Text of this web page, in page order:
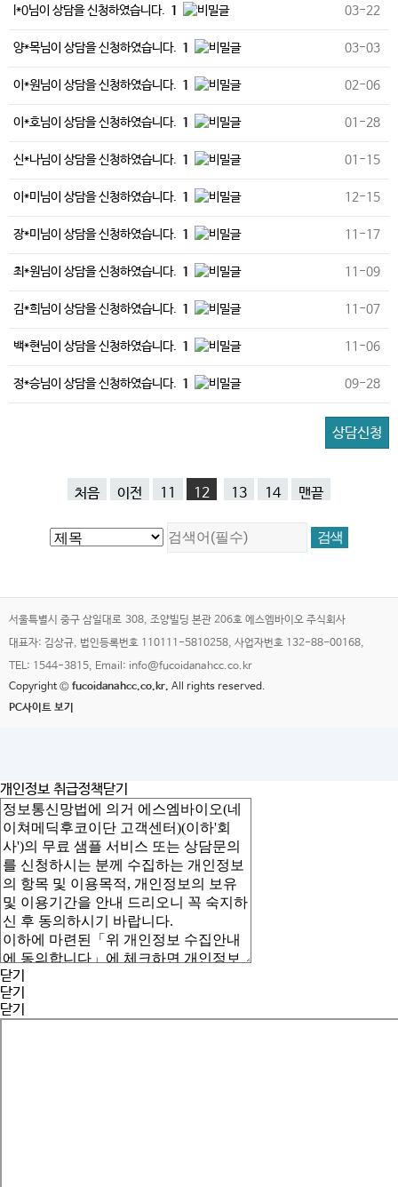
l*0님이 상담을 신청하였습니다. 1 03-22
양*목님이 상담을 신청하였습니다. 1 03-03
이*원님이 상담을 신청하였습니다. 1 02-06
이*호님이 상담을 신청하였습니다. 1 01-28
신*나님이 상담을 신청하였습니다. 1 01-15
이*미님이 상담을 신청하였습니다. 1 12-15
장*미님이 상담을 신청하였습니다. 1 11-17
최*원님이 상담을 신청하였습니다. 1 11-09
김*희님이 상담을 신청하였습니다. 1 11-07
백*현님이 상담을 신청하였습니다. 1 11-06
정*승님이 상담을 신청하였습니다. 1 09-28
상담신청
처음 이전 11 12 13 14 맨끝
서울특별시 중구 삼일대로 308, 조양빌딩 본관 206호 에스엠바이오 주식회사
대표자: 김상규, 법인등록번호 110111-5810258, 사업자번호 132-88-00168,
TEL: 1544-3815, Email: info@fucoidanahcc.co.kr
Copyright © fucoidanahcc.co.kr. All rights reserved.
PC사이트 보기
개인정보 취급정책닫기
닫기
닫기
닫기